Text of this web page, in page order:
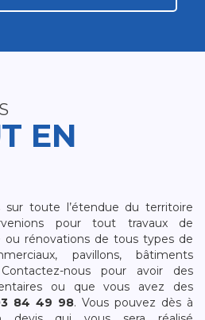
EN
sur toute l’étendue du territoire
pour tout travaux de
ou rénovations de tous types de
pavillons, bâtiments
nous pour avoir des
ou que vous avez des
84 49 98. Vous pouvez dès à